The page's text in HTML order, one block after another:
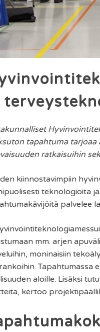
tapahtuma
ratkaisuihin
kiinnostavimpiin
teknologioita
palvelee
mm. arjen
moninaisiin
Tapahtumassa
aloille. Lisäksi
kertoo